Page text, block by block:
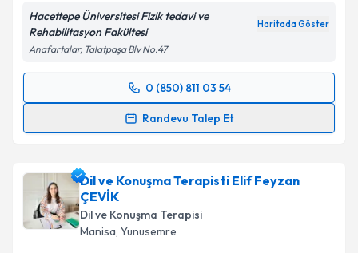
Hacettepe Üniversitesi Fizik tedavi ve
Rehabilitasyon Fakültesi
Haritada Göster
Anafartalar, Talatpaşa Blv No:47
0 (850) 811 03 54
Randevu Talep Et
Randevu Takvimi Talebi
takvim hazırlandığında e-posta ile bilgilendireceğiz.
E-posta Adresiniz
Dil ve Konuşma Terapisti Elif Feyzan
ÇEVİK
Dil ve Konuşma Terapisi
Manisa, Yunusemre